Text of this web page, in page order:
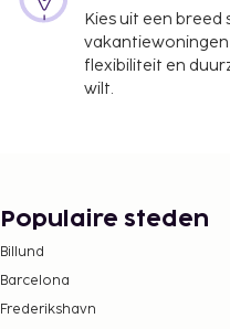
Kies uit een
flexibiliteit en
wilt.
Populaire steden
Billund
Barcelona
Frederikshavn